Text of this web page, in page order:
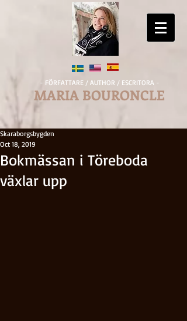
- FÖRFATTARE / AUTHOR / ESCRITORA -
MARIA BOURONCLE
Bokmässan i Töreboda
växlar upp
Skaraborgsbygden
Oct 18, 2019